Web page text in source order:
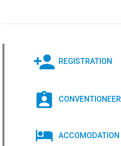
REGISTRATION
CONVENTIONEER
ACCOMODATION